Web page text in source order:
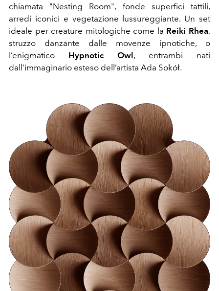
chiamata "Nesting Room", fonde superfici tattili,
arredi iconici e vegetazione lussureggiante. Un set
ideale per creature mitologiche come la Reiki Rhea,
struzzo danzante dalle movenze ipnotiche, o
l’enigmatico Hypnotic Owl, entrambi nati
dall’immaginario esteso dell’artista Ada Sokół.